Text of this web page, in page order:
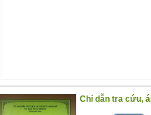
Chỉ dẫn tra cứu,